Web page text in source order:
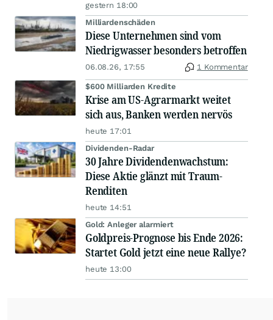
gestern 18:00
Milliardenschäden
Diese Unternehmen sind vom
Niedrigwasser besonders betroffen
06.08.26, 17:55 1 Kommentar
$600 Milliarden Kredite
Krise am US-Agrarmarkt weitet
sich aus, Banken werden nervös
heute 17:01
Dividenden-Radar
30 Jahre Dividendenwachstum:
Diese Aktie glänzt mit Traum-
Renditen
heute 14:51
Gold: Anleger alarmiert
Goldpreis-Prognose bis Ende 2026:
Startet Gold jetzt eine neue Rallye?
heute 13:00